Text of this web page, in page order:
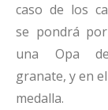
caso de los
se pondrá
una Opa
granate, y en
medalla.